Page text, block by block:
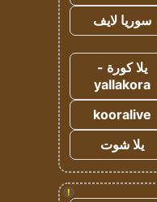
سوريا لايف
يلا كورة -
yallakora
kooralive
يلا شوت
!